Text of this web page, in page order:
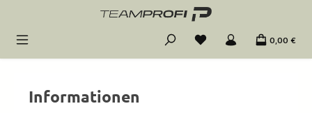
Zum Hauptinhalt springen
0,00 €
Informationen